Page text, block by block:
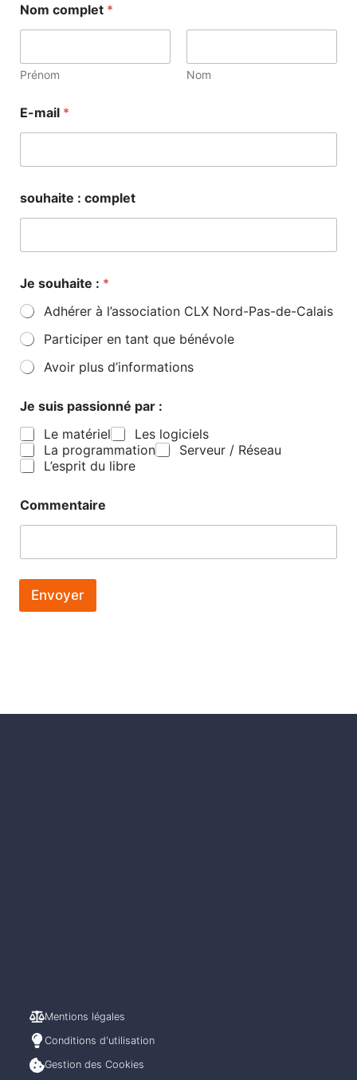
Nom complet *
Prénom Nom
E-mail *
souhaite : complet
Je souhaite : *
Adhérer à l’association CLX Nord-Pas-de-Calais
Participer en tant que bénévole
Avoir plus d’informations
Je suis passionné par :
Le matériel
Les logiciels
La programmation
Serveur / Réseau
L’esprit du libre
Commentaire
Envoyer
Mentions légales
Conditions d'utilisation
Gestion des Cookies